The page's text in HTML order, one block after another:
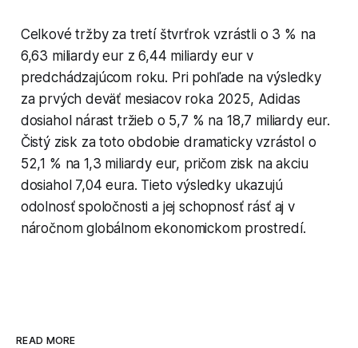
Celkové tržby za tretí štvrťrok vzrástli o 3 % na
6,63 miliardy eur z 6,44 miliardy eur v
predchádzajúcom roku. Pri pohľade na výsledky
za prvých deväť mesiacov roka 2025, Adidas
dosiahol nárast tržieb o 5,7 % na 18,7 miliardy eur.
Čistý zisk za toto obdobie dramaticky vzrástol o
52,1 % na 1,3 miliardy eur, pričom zisk na akciu
dosiahol 7,04 eura. Tieto výsledky ukazujú
odolnosť spoločnosti a jej schopnosť rásť aj v
náročnom globálnom ekonomickom prostredí.
READ MORE